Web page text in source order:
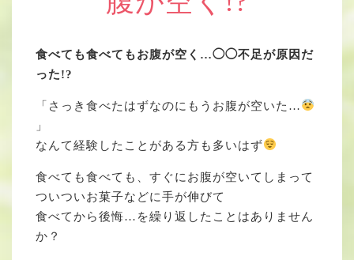
食べても食べてもお腹が空く…◯◯不足が原因だ
った!?
「さっき食べたはずなのにもうお腹が空いた…
」
なんて経験したことがある方も多いはず
食べても食べても、すぐにお腹が空いてしまって
ついついお菓子などに手が伸びて
食べてから後悔…を繰り返したことはありません
か？